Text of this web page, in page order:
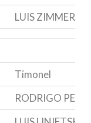
LUIS
Timonel
RODRIGO